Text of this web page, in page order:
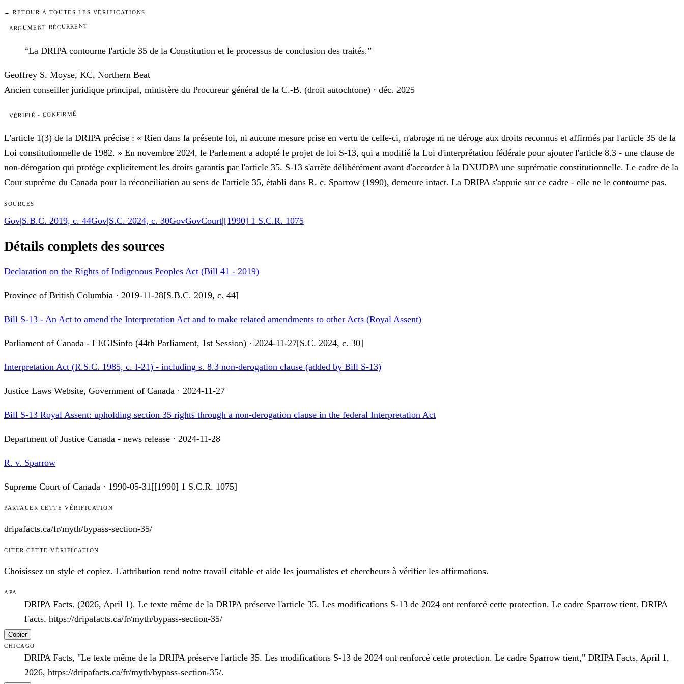
←RETOUR À TOUTES LES VÉRIFICATIONS
ARGUMENT RÉCURRENT
“La DRIPA contourne l'article 35 de la Constitution et le processus de conclusion des traités.”
Geoffrey S. Moyse, KC, Northern Beat
Ancien conseiller juridique principal, ministère du Procureur général de la C.-B. (droit autochtone) · déc. 2025
VÉRIFIÉ - CONFIRMÉ
L'article 1(3) de la DRIPA précise : « Rien dans la présente loi, ni aucune mesure prise en vertu de celle-ci, n'abroge ni ne déroge aux droits reconnus et affirmés par l'article 35 de la
Loi constitutionnelle de 1982. » En novembre 2024, le Parlement a adopté le projet de loi S-13, qui a modifié la Loi d'interprétation fédérale pour ajouter l'article 8.3 - une clause de
non-dérogation qui protège explicitement les droits garantis par l'article 35. S-13 s'arrête délibérément avant d'accorder à la DNUDPA une suprématie constitutionnelle. Le cadre de la
Cour suprême du Canada pour la réconciliation au sens de l'article 35, établi dans R. c. Sparrow (1990), demeure intact. La DRIPA s'appuie sur ce cadre - elle ne le contourne pas.
SOURCES
Gov|S.B.C. 2019, c. 44Gov|S.C. 2024, c. 30GovGovCourt|[1990] 1 S.C.R. 1075
Détails complets des sources
Declaration on the Rights of Indigenous Peoples Act (Bill 41 - 2019)
Province of British Columbia · 2019-11-28[S.B.C. 2019, c. 44]
Bill S-13 - An Act to amend the Interpretation Act and to make related amendments to other Acts (Royal Assent)
Parliament of Canada - LEGISinfo (44th Parliament, 1st Session) · 2024-11-27[S.C. 2024, c. 30]
Interpretation Act (R.S.C. 1985, c. I-21) - including s. 8.3 non-derogation clause (added by Bill S-13)
Justice Laws Website, Government of Canada · 2024-11-27
Bill S-13 Royal Assent: upholding section 35 rights through a non-derogation clause in the federal Interpretation Act
Department of Justice Canada - news release · 2024-11-28
R. v. Sparrow
Supreme Court of Canada · 1990-05-31[[1990] 1 S.C.R. 1075]
PARTAGER CETTE VÉRIFICATION
dripafacts.ca/fr/myth/bypass-section-35/
CITER CETTE VÉRIFICATION
Choisissez un style et copiez. L'attribution rend notre travail citable et aide les journalistes et chercheurs à vérifier les affirmations.
APA
DRIPA Facts. (2026, April 1). Le texte même de la DRIPA préserve l'article 35. Les modifications S-13 de 2024 ont renforcé cette protection. Le cadre Sparrow tient. DRIPA
Facts. https://dripafacts.ca/fr/myth/bypass-section-35/
Copier
CHICAGO
DRIPA Facts, "Le texte même de la DRIPA préserve l'article 35. Les modifications S-13 de 2024 ont renforcé cette protection. Le cadre Sparrow tient," DRIPA Facts, April 1,
2026, https://dripafacts.ca/fr/myth/bypass-section-35/.